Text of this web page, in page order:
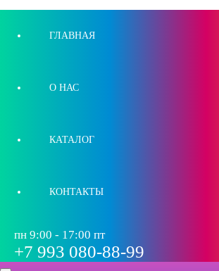
ГЛАВНАЯ
О НАС
КАТАЛОГ
КОНТАКТЫ
пн 9:00 - 17:00 пт
+7 993 080-88-99